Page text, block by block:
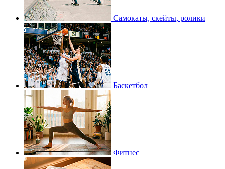
Самокаты, скейты, ролики
Баскетбол
Фитнес